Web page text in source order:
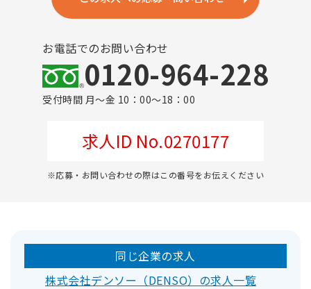
お電話でのお問い合わせ
0120-964-228
受付時間 月～金 10：00～18：00
求人ID No.0270177
※応募・お問い合わせの際はこの番号をお伝えください
同じ企業の求人
株式会社デンソー（DENSO）の求人一覧